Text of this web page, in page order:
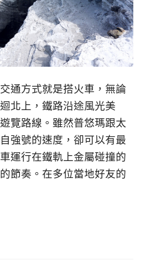
通方式就是搭火車，無論
北上，鐵路沿途風光美
覽路線。雖然普悠瑪跟太
強號的速度，卻可以有最
運行在鐵軌上金屬碰撞的
節奏。在多位當地好友的